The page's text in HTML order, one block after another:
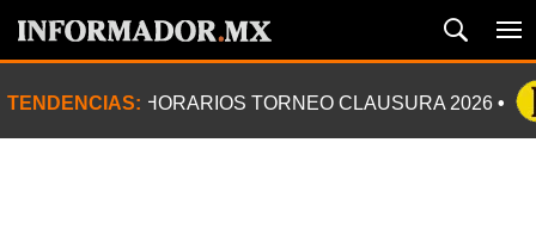
TENDENCIAS: HORARIOS TORNEO CLAUSURA 2026